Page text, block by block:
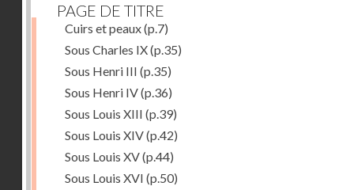
PAGE DE TITRE
Cuirs et peaux(p.7)
Sous Charles IX(p.35)
Sous Henri III (p.35)
Sous Henri IV(p.36)
Sous Louis XIII (p.39)
Sous Louis XIV(p.42)
Sous Louis XV(p.44)
Sous Louis XVI (p.50)